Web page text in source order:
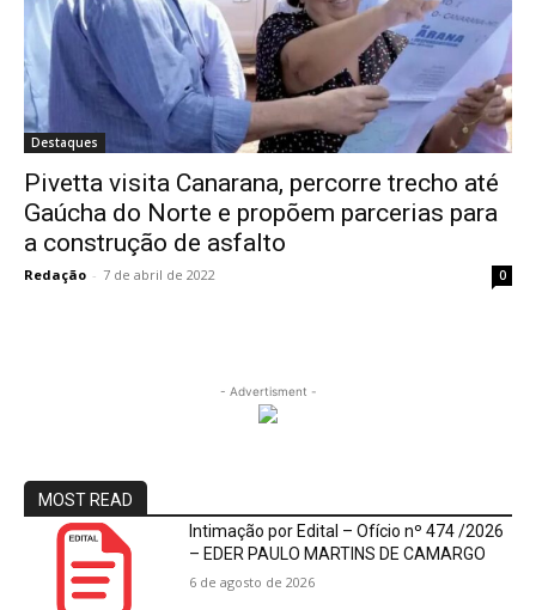
Destaques
Pivetta visita Canarana, percorre trecho até
Gaúcha do Norte e propõem parcerias para
a construção de asfalto
Redação - 7 de abril de 2022 0
- Advertisment -
MOST READ
Intimação por Edital – Ofício nº 474 /2026
– EDER PAULO MARTINS DE CAMARGO
6 de agosto de 2026